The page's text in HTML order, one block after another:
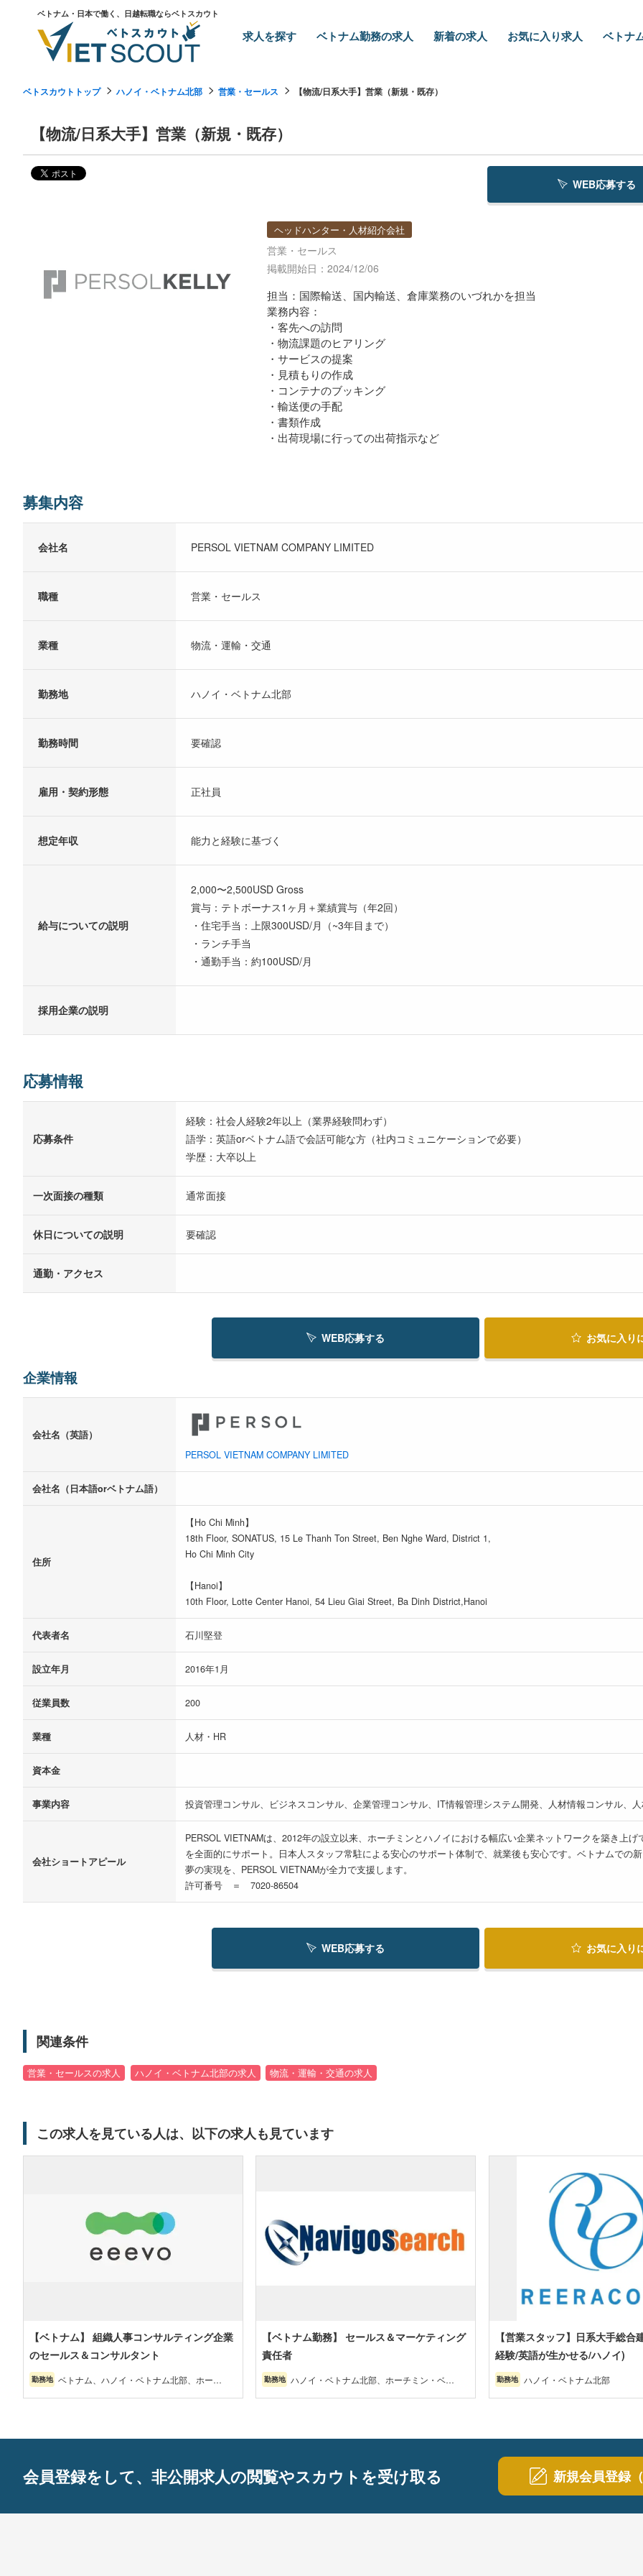
ベトナム・日本で働く、日越転職ならベトスカウト
求人を探す ベトナム勤務の求人 新着の求人 お気に入り求人 ベトナ
ベトスカウトトップ ハノイ・ベトナム北部 営業・セールス 【物流/日系大手】営業（新規・既存）
【物流/日系大手】営業（新規・既存）
WEB応募する
ヘッドハンター・人材紹介会社
営業・セールス
掲載開始日：2024/12/06
担当：国際輸送、国内輸送、倉庫業務のいづれかを担当
業務内容：
・客先への訪問
・物流課題のヒアリング
・サービスの提案
・見積もりの作成
・コンテナのブッキング
・輸送便の手配
・書類作成
・出荷現場に行っての出荷指示など
募集内容
会社名 PERSOL VIETNAM COMPANY LIMITED
職種 営業・セールス
業種 物流・運輸・交通
勤務地 ハノイ・ベトナム北部
勤務時間 要確認
雇用・契約形態 正社員
想定年収 能力と経験に基づく
給与についての説明
2,000〜2,500USD Gross
賞与：テトボーナス1ヶ月＋業績賞与（年2回）
・住宅手当：上限300USD/月（~3年目まで）
・ランチ⼿当
・通勤手当：約100USD/月
採用企業の説明
応募情報
応募条件
経験：社会人経験2年以上（業界経験問わず）
語学：英語orベトナム語で会話可能な方（社内コミュニケーションで必要）
学歴：大卒以上
一次面接の種類 通常面接
休日についての説明 要確認
通勤・アクセス
WEB応募する お気に入り
企業情報
会社名（英語）
PERSOL VIETNAM COMPANY LIMITED
会社名（日本語orベトナム語）
住所
【Ho Chi Minh】
18th Floor, SONATUS, 15 Le Thanh Ton Street, Ben Nghe Ward, District 1,
Ho Chi Minh City
【Hanoi】
10th Floor, Lotte Center Hanoi, 54 Lieu Giai Street, Ba Dinh District,Hanoi
代表者名 石川堅登
設立年月 2016年1月
従業員数 200
業種 人材・HR
資本金
事業内容 投資管理コンサル、ビジネスコンサル、企業管理コンサル、IT情報管理システム開発、人材情報コンサル、
会社ショートアピール
PERSOL VIETNAMは、2012年の設立以来、ホーチミンとハノイにおける幅広い企業ネットワークを築き上
を全面的にサポート。日本人スタッフ常駐による安心のサポート体制で、就業後も安心です。ベトナムでの
夢の実現を、PERSOL VIETNAMが全力で支援します。
許可番号 ＝ 7020-86504
WEB応募する お気に入り
関連条件
営業・セールスの求人 ハノイ・ベトナム北部の求人 物流・運輸・交通の求人
この求人を見ている人は、以下の求人も見ています
【ベトナム】 組織人事コンサルティング企業
のセールス＆コンサルタント
勤務地 ベトナム、ハノイ・ベトナム北部、ホーチ
【ベトナム勤務】 セールス＆マーケティング
責任者
勤務地 ハノイ・ベトナム北部、ホーチミン・ベト
【営業スタッフ】日系大手総合
経験/英語が生かせる/ハノイ)
勤務地 ハノイ・ベトナム北部
会員登録をして、非公開求人の閲覧やスカウトを受け取る 新規会員登録